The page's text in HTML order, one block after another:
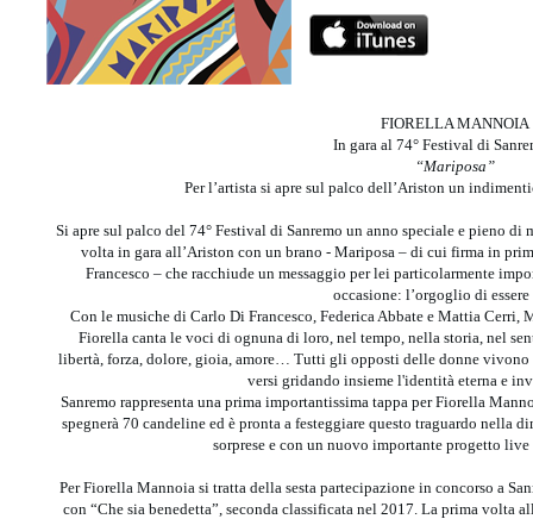
FIORELLA MANNOIA
In gara al 74° Festival di
“Mariposa”
Per l’artista si apre sul palco dell’Ariston un
Si apre sul palco del 74° Festival di Sanremo un anno speciale e pieno di
volta in gara all’Ariston con un brano - Mariposa – di cui firma in
Francesco – che racchiude un messaggio per lei particolarmente
occasione: l’orgoglio di
Con le musiche di Carlo Di Francesco, Federica Abbate e Mattia Cerri,
Fiorella canta le voci di ognuna di loro, nel tempo, nella storia, nel
libertà, forza, dolore, gioia, amore… Tutti gli opposti delle donne vivono
versi gridando insieme l'identità eterna e
Sanremo rappresenta una prima importantissima tappa per Fiorella
spegnerà 70 candeline ed è pronta a festeggiare questo traguardo nella
sorprese e con un nuovo importante progetto
Per Fiorella Mannoia si tratta della sesta partecipazione in concorso a
con “Che sia benedetta”, seconda classificata nel 2017. La prima volta